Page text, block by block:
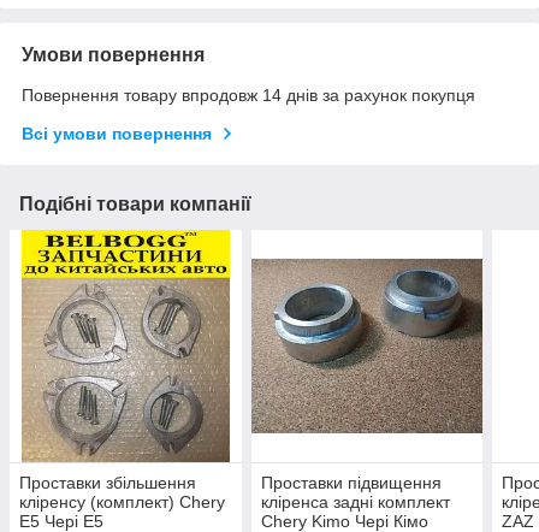
Умови повернення
Повернення товару впродовж 14 днів за рахунок покупця
Всі умови повернення
Подібні товари компанії
Проставки збільшення
кліренсу (комплект) Chery
E5 Чері Е5
Проставки підвищення
кліренса задні комплект
Chery Kimo Чері Кімо
ZAZ